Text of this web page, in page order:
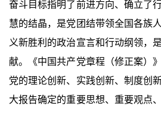
奋斗目标指明了前进方向、确立了
慧的结晶，是党团结带领全国各族
义新胜利的政治宣言和行动纲领，
献。《中国共产党章程（修正案）
党的理论创新、实践创新、制度创
大报告确定的重要思想、重要观点